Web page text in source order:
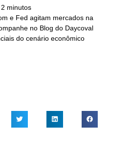
2 minutos
e Fed agitam mercados na
no Blog do Daycoval
do cenário econômico